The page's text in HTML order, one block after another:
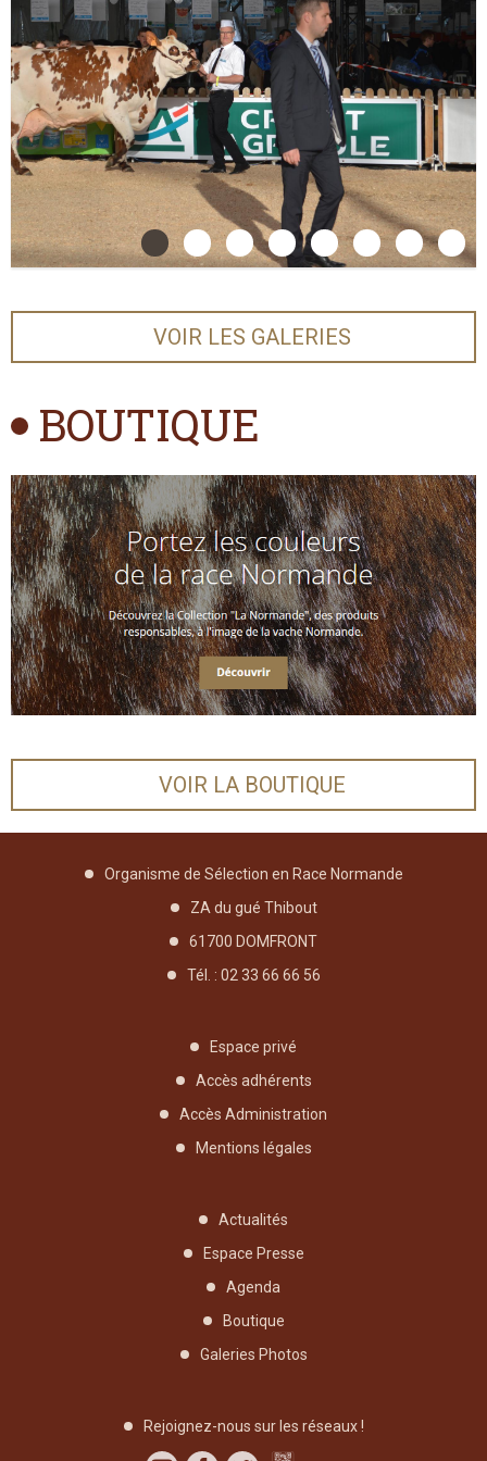
femelles indexées de la race
Que s'est-il passé côté des [...]
13/04/2026 Génétique
LES INDEX D'AVRIL 2026 (2615) SONT MIS-À-
JOUR !
Suite à la sortie des index et aux retours des entreprises de
sélection, vous pouvez consulter les nouveaux index
taureaux en cliquant ICI
08/04/2026
LES INDEX D'AVRIL 2026 (2615) SONT EN
Les index d'Avril 2026 (2615) sont en ligne !
sur les nouveautés, les disponibilités en semence
conventionnelle et [...]
08/12/2025 Génétique
LES INDEX DE DÉCEMBRE 2025 (2535) SONT
MIS-À-JOUR !
Les index de Décembre 2025 (2535) sont mis-à-jour !
Suite à la sortie des index et aux retours des entreprises de
BOUTIQUE
VOIR LA BOUTIQUE
VOIR LES GALERIES
Organisme de Sélection en Race Normande
ZA du gué Thibout
61700 DOMFRONT
Tél. : 02 33 66 66 56
Espace privé
Accès adhérents
Accès Administration
Mentions légales
Actualités
Espace Presse
Agenda
Boutique
Galeries Photos
Rejoignez-nous sur les réseaux !